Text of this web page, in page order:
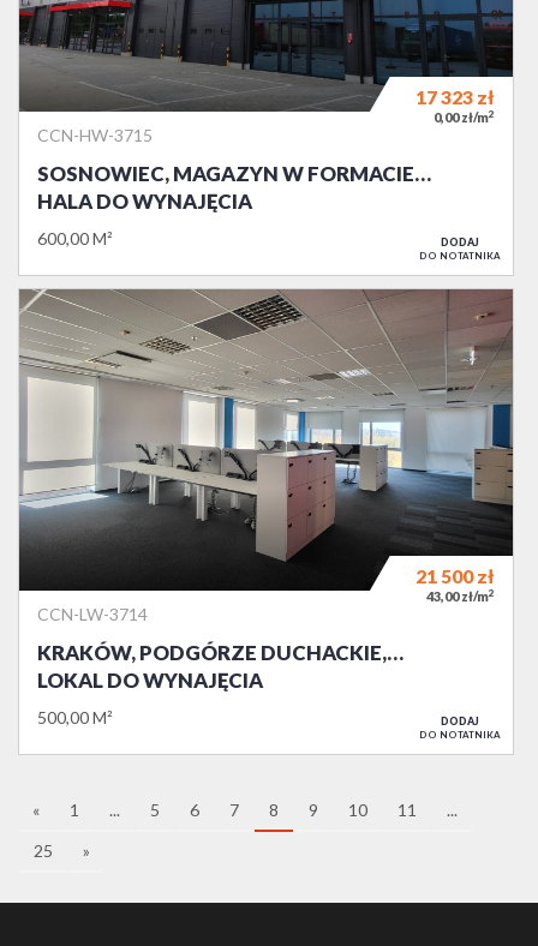
CCN-HW-3715
SOSNOWIEC, MAGAZYN W FORMACIE…
HALA DO WYNAJĘCIA
600,00 M²
17 323 zł
0,00 zł/m2
DODAJ
DO NOTATNIKA
CCN-LW-3714
KRAKÓW, PODGÓRZE DUCHACKIE,…
LOKAL DO WYNAJĘCIA
500,00 M²
21 500zł
43,00 zł/m2
DODAJ
DO NOTATNIKA
« 1 ... 5 6 7 8 9 10 11
...
25
»